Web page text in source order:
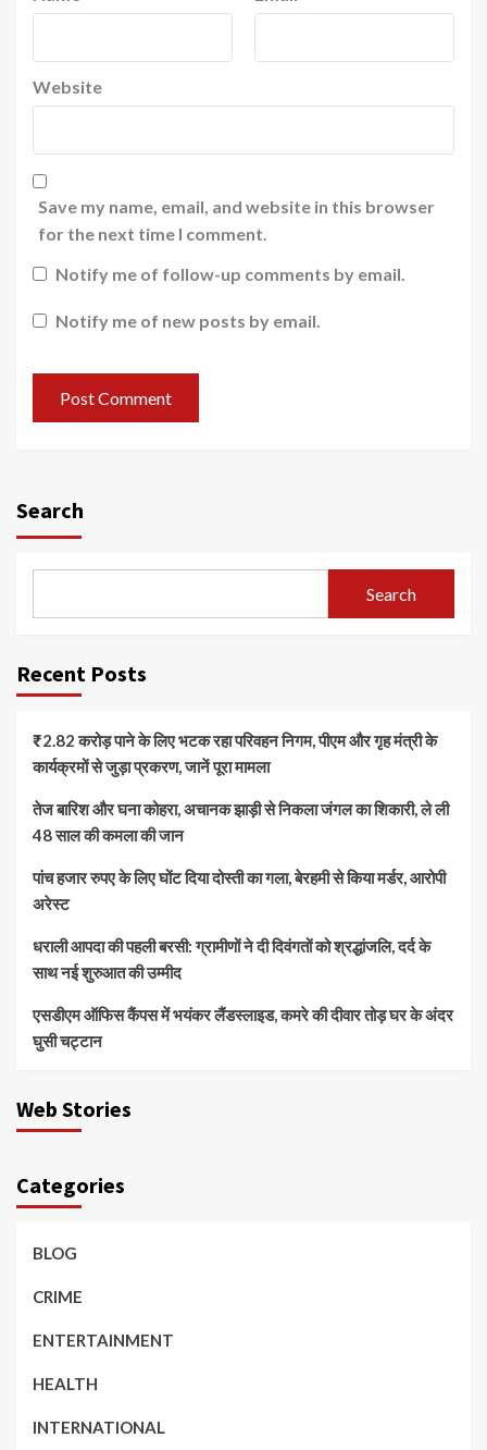
Website
Save my name, email, and website in this browser
for the next time I comment.
Notify me of follow-up comments by email.
Notify me of new posts by email.
Search
Search
Recent Posts
₹2.82 करोड़ पाने के लिए भटक रहा परिवहन निगम, पीएम और गृह मंत्री के
कार्यक्रमों से जुड़ा प्रकरण, जानें पूरा मामला
तेज बारिश और घना कोहरा, अचानक झाड़ी से निकला जंगल का शिकारी, ले ली
48 साल की कमला की जान
पांच हजार रुपए के लिए घोंट दिया दोस्ती का गला, बेरहमी से किया मर्डर, आरोपी
अरेस्ट
धराली आपदा की पहली बरसी: ग्रामीणों ने दी दिवंगतों को श्रद्धांजलि, दर्द के
साथ नई शुरुआत की उम्मीद
एसडीएम ऑफिस कैंपस में भयंकर लैंडस्लाइड, कमरे की दीवार तोड़ घर के अंदर
घुसी चट्टान
Web Stories
Categories
BLOG
CRIME
ENTERTAINMENT
HEALTH
INTERNATIONAL